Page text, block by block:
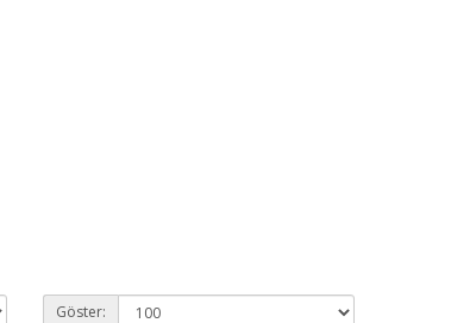
Göster: